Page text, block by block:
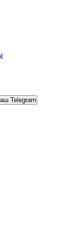
Telegram